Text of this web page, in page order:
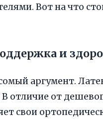
Вот на что
и
аргумент.
отличие от
свои